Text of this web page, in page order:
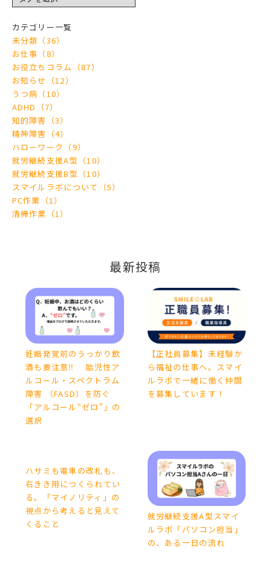
カテゴリー一覧
未分類（36）
お仕事（8）
お役立ちコラム（87）
お知らせ（12）
うつ病（10）
ADHD（7）
知的障害（3）
精神障害（4）
ハローワーク（9）
就労継続支援A型（10）
就労継続支援B型（10）
スマイルラボについて（5）
PC作業（1）
清掃作業（1）
最新投稿
妊娠発覚前のうっかり飲
酒も要注意‼ 胎児性ア
ルコール・スペクトラム
障害 （FASD）を防ぐ
「アルコール“ゼロ”」の
選択
【正社員募集】未経験か
ら福祉の仕事へ。スマイ
ルラボで一緒に働く仲間
を募集しています！
ハサミも電車の改札も、
右きき用につくられてい
る。「マイノリティ」の
視点から考えると見えて
くること
就労継続支援A型スマイ
ルラボ「パソコン担当」
の、ある一日の流れ